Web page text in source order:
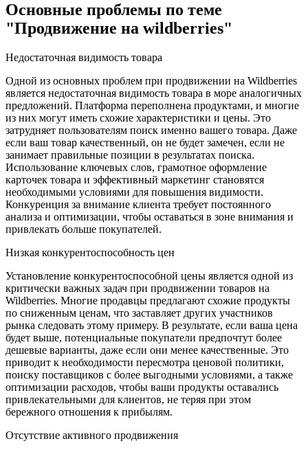
Основные проблемы по теме
"Продвижение на wildberries"
Недостаточная видимость товара
Одной из основных проблем при продвижении на Wildberries
является недостаточная видимость товара в море аналогичных
предложений. Платформа переполнена продуктами, и многие
из них могут иметь схожие характеристики и цены. Это
затрудняет пользователям поиск именно вашего товара. Даже
если ваш товар качественный, он не будет замечен, если не
занимает правильные позиции в результатах поиска.
Использование ключевых слов, грамотное оформление
карточек товара и эффективный маркетинг становятся
необходимыми условиями для повышения видимости.
Конкуренция за внимание клиента требует постоянного
анализа и оптимизации, чтобы оставаться в зоне внимания и
привлекать больше покупателей.
Низкая конкурентоспособность цен
Установление конкурентоспособной цены является одной из
критически важных задач при продвижении товаров на
Wildberries. Многие продавцы предлагают схожие продукты
по сниженным ценам, что заставляет других участников
рынка следовать этому примеру. В результате, если ваша цена
будет выше, потенциальные покупатели предпочтут более
дешевые варианты, даже если они менее качественные. Это
приводит к необходимости пересмотра ценовой политики,
поиску поставщиков с более выгодными условиями, а также
оптимизации расходов, чтобы ваши продукты оставались
привлекательными для клиентов, не теряя при этом
бережного отношения к прибылям.
Отсутствие активного продвижения